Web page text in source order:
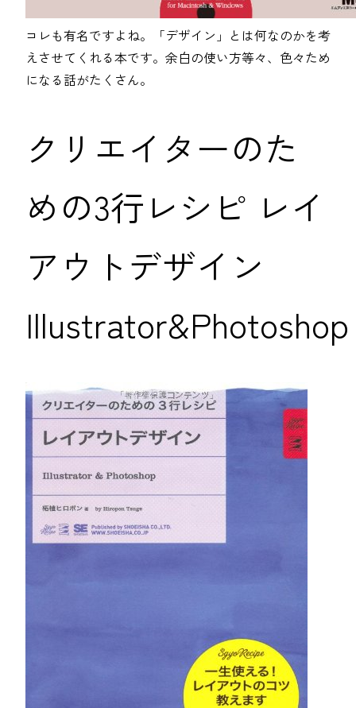
コレも有名ですよね。「デザイン」とは何なのかを考
えさせてくれる本です。余白の使い方等々、色々ため
になる話がたくさん。
クリエイターのた
めの3行レシピ レイ
アウトデザイン
Illustrator&Photoshop